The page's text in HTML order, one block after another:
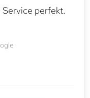
perfekt.